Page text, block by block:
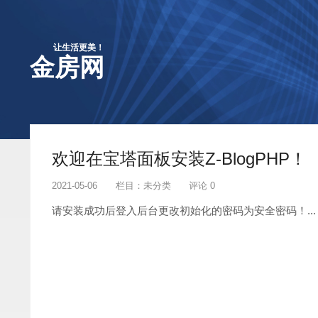
让生活更美！
金房网
欢迎在宝塔面板安装Z-BlogPHP！
2021-05-06 栏目： 未分类 评论 0
请安装成功后登入后台更改初始化的密码为安全密码！...